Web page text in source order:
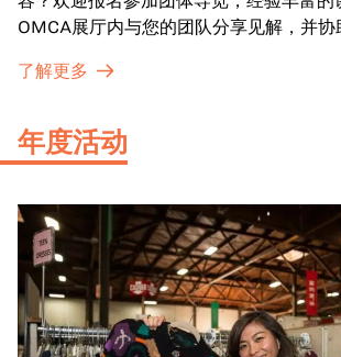
OMCA展厅内与您的团队分享见解，并
了解更多
年度活动